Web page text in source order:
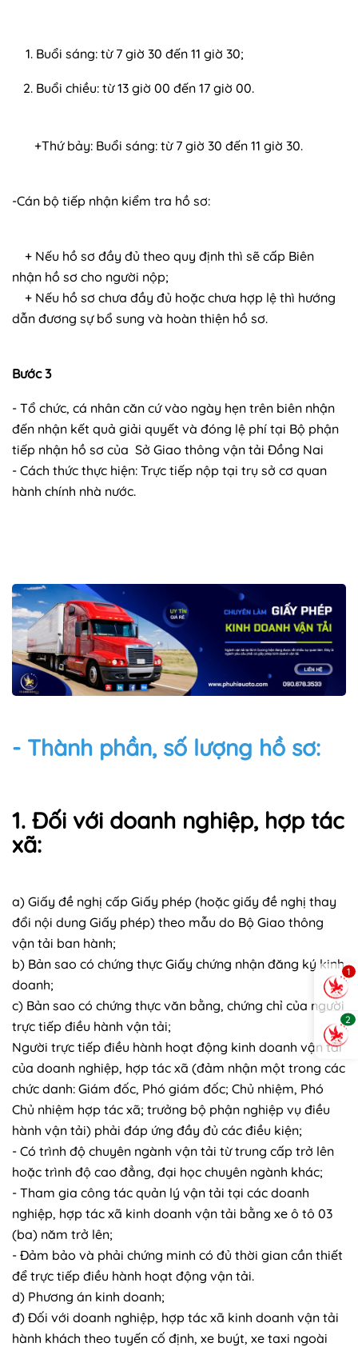
Buổi sáng: từ 7 giờ 30 đến 11 giờ 30;
Buổi chiều: từ 13 giờ 00 đến 17 giờ 00.
+Thứ bảy: Buổi sáng: từ 7 giờ 30 đến 11 giờ 30.
-Cán bộ tiếp nhận kiểm tra hồ sơ:
+ Nếu hồ sơ đầy đủ theo quy định thì sẽ cấp Biên
nhận hồ sơ cho người nộp;
+ Nếu hồ sơ chưa đầy đủ hoặc chưa hợp lệ thì hướng
dẫn đương sự bổ sung và hoàn thiện hồ sơ.
Bước 3
- Tổ chức, cá nhân căn cứ vào ngày hẹn trên biên nhận
đến nhận kết quả giải quyết và đóng lệ phí tại Bộ phận
tiếp nhận hồ sơ của Sở Giao thông vận tải Đồng Nai
- Cách thức thực hiện: Trực tiếp nộp tại trụ sở cơ quan
hành chính nhà nước.
- Thành phần, số lượng hồ sơ:
1. Đối với doanh nghiệp, hợp tác
xã:
a) Giấy đề nghị cấp Giấy phép (hoặc giấy đề nghị thay
đổi nội dung Giấy phép) theo mẫu do Bộ Giao thông
vận tải ban hành;
b) Bản sao có chứng thực Giấy chứng nhận đăng ký kinh
doanh;
c) Bản sao có chứng thực văn bằng, chứng chỉ của người
trực tiếp điều hành vận tải;
Người trực tiếp điều hành hoạt động kinh doanh vận tải
của doanh nghiệp, hợp tác xã (đảm nhận một trong các
chức danh: Giám đốc, Phó giám đốc; Chủ nhiệm, Phó
Chủ nhiệm hợp tác xã; trưởng bộ phận nghiệp vụ điều
hành vận tải) phải đáp ứng đầy đủ các điều kiện;
- Có trình độ chuyên ngành vận tải từ trung cấp trở lên
hoặc trình độ cao đẳng, đại học chuyên ngành khác;
- Tham gia công tác quản lý vận tải tại các doanh
nghiệp, hợp tác xã kinh doanh vận tải bằng xe ô tô 03
(ba) năm trở lên;
- Đảm bảo và phải chứng minh có đủ thời gian cần thiết
để trực tiếp điều hành hoạt động vận tải.
d) Phương án kinh doanh;
đ) Đối với doanh nghiệp, hợp tác xã kinh doanh vận tải
hành khách theo tuyến cố định, xe buýt, xe taxi ngoài
1
2